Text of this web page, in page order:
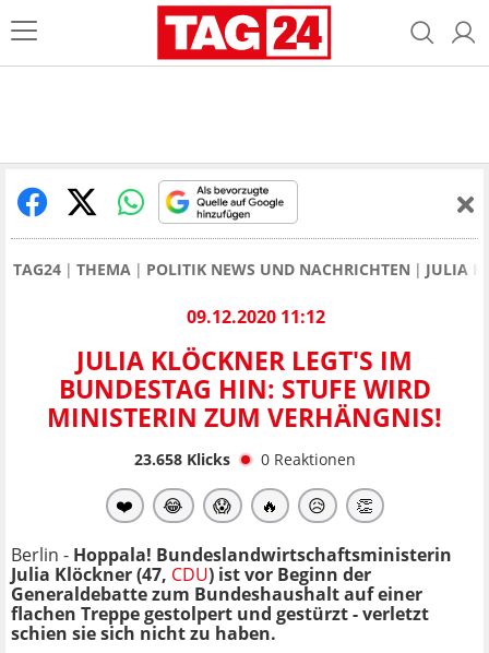
TAG24 THEMA POLITIK NEWS UND NACHRICHTEN JULIA
09.12.2020 11:12
JULIA KLÖCKNER LEGT'S IM
BUNDESTAG HIN: STUFE WIRD
MINISTERIN ZUM VERHÄNGNIS!
23.658Klicks 0 Reaktionen
❤️ 😂 😱 🔥 😥 👏
Berlin - Hoppala! Bundeslandwirtschaftsministerin
Julia Klöckner (47, CDU) ist vor Beginn der
Generaldebatte zum Bundeshaushalt auf einer
flachen Treppe gestolpert und gestürzt - verletzt
schien sie sich nicht zu haben.